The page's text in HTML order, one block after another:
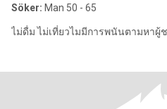
Söker: Man 50 - 65
ไม่ดื่ม​ ไม่​เที่ยว​ไมมีการพนันตามหา